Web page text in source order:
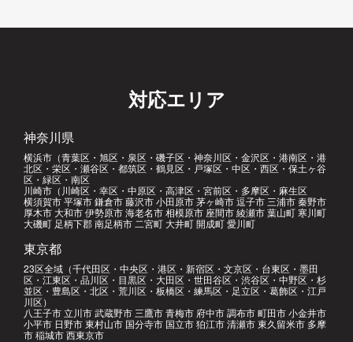
対応エリア
神奈川県
横浜市（青葉区・旭区・泉区・磯子区・神奈川区・金沢区・港南区・港
北区・栄区・瀬谷区・都筑区・鶴見区・戸塚区・中区・西区・保土ヶ谷
区・緑区・南区
川崎市（川崎区・幸区・中原区・高津区・宮前区・多摩区・麻生区
横須賀市 平塚市 鎌倉市 藤沢市 小田原市 茅ヶ崎市 逗子市 三浦市 秦野市
厚木市 大和市 伊勢原市 海老名市 相模原市 座間市 綾瀬市 葉山町 寒川町
大磯町 足柄下郡 南足柄市 二宮町 大井町 開成町 愛川町
東京都
23区全域（千代田区・中央区・港区・新宿区・文京区・台東区・墨田
区・江東区・品川区・目黒区・大田区・世田谷区・渋谷区・中野区・杉
並区・豊島区・北区・荒川区・板橋区・練馬区・足立区・葛飾区・江戸
川区）
八王子市 立川市 武蔵野市 三鷹市 青梅市 府中市 調布市 町田市 小金井市
小平市 日野市 東村山市 国分寺市 国立市 狛江市 清瀬市 東久留米市 多摩
市 稲城市 西東京市